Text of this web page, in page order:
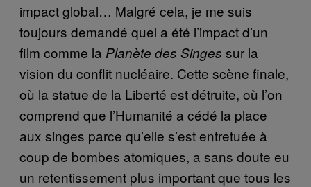
impact global… Malgré cela, je me suis
toujours demandé quel a été l’impact d’un
film comme la Planète des Singes sur la
vision du conflit nucléaire. Cette scène finale,
où la statue de la Liberté est détruite, où l’on
comprend que l’Humanité a cédé la place
aux singes parce qu’elle s’est entretuée à
coup de bombes atomiques, a sans doute eu
un retentissement plus important que tous les